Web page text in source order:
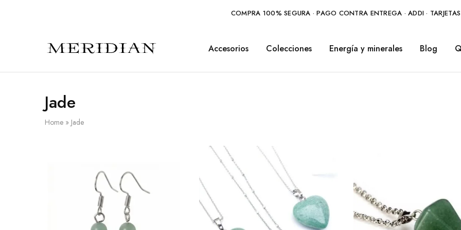
COMPRA 100% SEGURA · PAGO CONTRA ENTREGA · ADDI · TARJETAS
Meridian
Accesorios
natural
Accesorios Colecciones Energía y minerales Blog
Jade
Home » Jade